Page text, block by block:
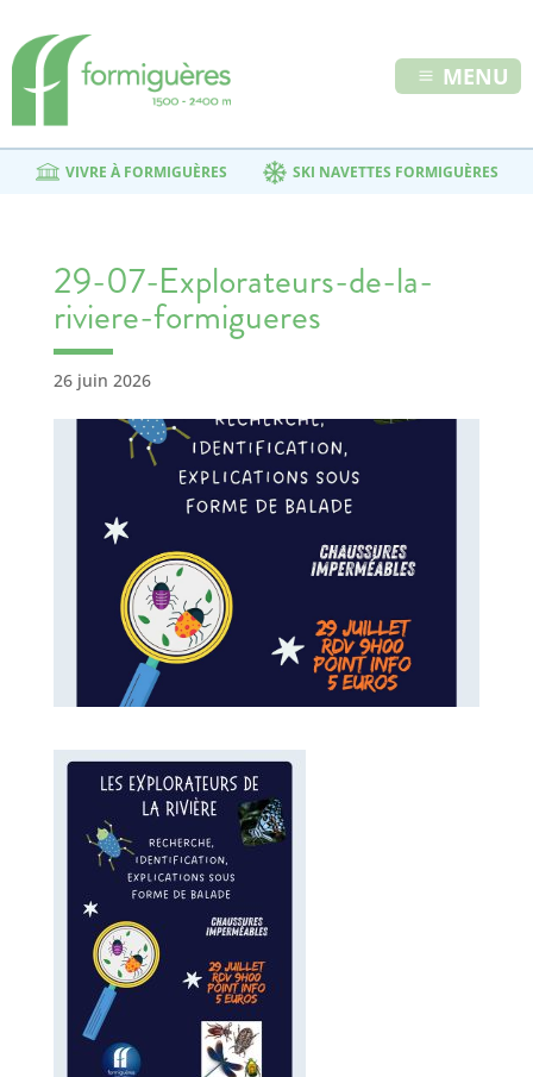
MENU
VIVRE À FORMIGUÈRES SKI NAVETTES FORMIGUÈRES
29-07-Explorateurs-de-la-
riviere-formigueres
26 juin 2026